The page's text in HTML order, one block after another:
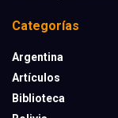
Categorías
Argentina
Artículos
Biblioteca